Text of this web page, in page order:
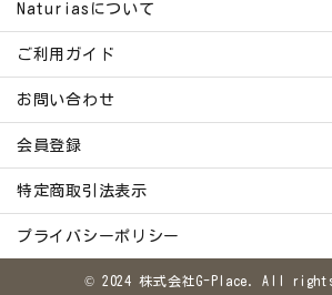
Naturiasについて
ご利用ガイド
お問い合わせ
会員登録
特定商取引法表示
プライバシーポリシー
© 2024 株式会社G-Place. All